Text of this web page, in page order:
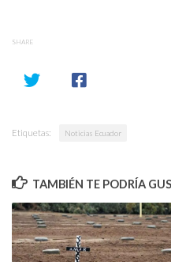
SHARE
Etiquetas: Noticias Ecuador
TAMBIÉN TE PODRÍA